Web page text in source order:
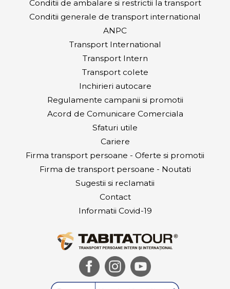
Conditii de ambalare si restrictii la transport
Conditii generale de transport international
ANPC
Transport International
Transport Intern
Transport colete
Inchirieri autocare
Regulamente campanii si promotii
Acord de Comunicare Comerciala
Sfaturi utile
Cariere
Firma transport persoane - Oferte si promotii
Firma de transport persoane - Noutati
Sugestii si reclamatii
Contact
Informatii Covid-19